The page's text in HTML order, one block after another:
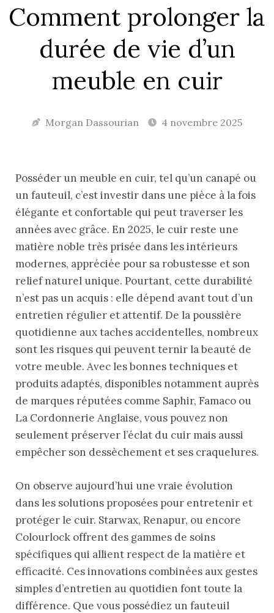
Comment prolonger la
durée de vie d’un
meuble en cuir
Morgan Dassourian 4 novembre 2025
Posséder un meuble en cuir, tel qu’un canapé ou
un fauteuil, c’est investir dans une pièce à la fois
élégante et confortable qui peut traverser les
années avec grâce. En 2025, le cuir reste une
matière noble très prisée dans les intérieurs
modernes, appréciée pour sa robustesse et son
relief naturel unique. Pourtant, cette durabilité
n’est pas un acquis : elle dépend avant tout d’un
entretien régulier et attentif. De la poussière
quotidienne aux taches accidentelles, nombreux
sont les risques qui peuvent ternir la beauté de
votre meuble. Avec les bonnes techniques et
produits adaptés, disponibles notamment auprès
de marques réputées comme Saphir, Famaco ou
La Cordonnerie Anglaise, vous pouvez non
seulement préserver l’éclat du cuir mais aussi
empêcher son dessèchement et ses craquelures.
On observe aujourd’hui une vraie évolution
dans les solutions proposées pour entretenir et
protéger le cuir. Starwax, Renapur, ou encore
Colourlock offrent des gammes de soins
spécifiques qui allient respect de la matière et
efficacité. Ces innovations combinées aux gestes
simples d’entretien au quotidien font toute la
différence. Que vous possédiez un fauteuil